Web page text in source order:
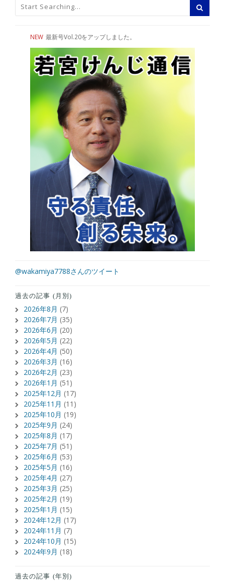
NEW 最新号Vol.20をアップしました。
@wakamiya7788さんのツイート
過去の記事 (月別)
2026年8月 (7)
2026年7月 (35)
2026年6月 (20)
2026年5月 (22)
2026年4月 (50)
2026年3月 (16)
2026年2月 (23)
2026年1月 (51)
2025年12月 (17)
2025年11月 (11)
2025年10月 (19)
2025年9月 (24)
2025年8月 (17)
2025年7月 (51)
2025年6月 (53)
2025年5月 (16)
2025年4月 (27)
2025年3月 (25)
2025年2月 (19)
2025年1月 (15)
2024年12月 (17)
2024年11月 (7)
2024年10月 (15)
2024年9月 (18)
過去の記事 (年別)